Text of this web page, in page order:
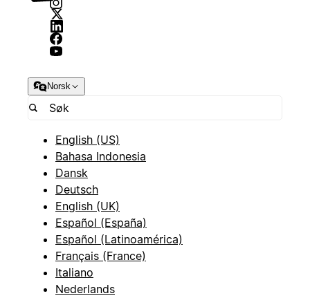
Norsk
English (US)
Bahasa Indonesia
Dansk
Deutsch
English (UK)
Español (España)
Español (Latinoamérica)
Français (France)
Italiano
Nederlands